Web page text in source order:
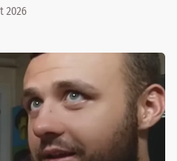
2026